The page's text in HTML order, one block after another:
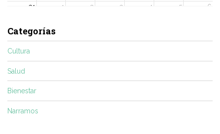
31 1 2 3 4 5 6
Categorías
Cultura
Salud
Bienestar
Narramos